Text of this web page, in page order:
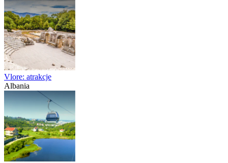
Vlore: atrakcje
Albania